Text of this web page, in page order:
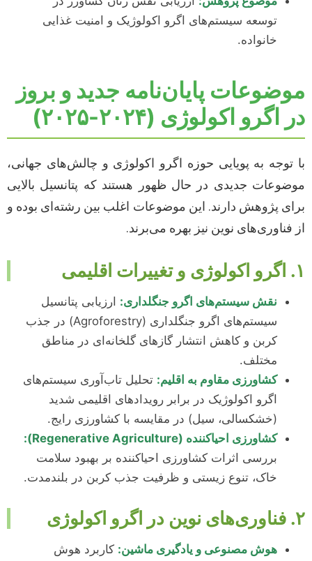
توسعه سیستم‌های اگرو اکولوژیک و امنیت غذایی
خانواده.
موضوعات پایان‌نامه جدید و بروز
در اگرو اکولوژی (۲۰۲۴-۲۰۲۵)
با توجه به پویایی حوزه اگرو اکولوژی و چالش‌های جهانی،
موضوعات جدیدی در حال ظهور هستند که پتانسیل بالایی
برای پژوهش دارند. این موضوعات اغلب بین رشته‌ای بوده و
از فناوری‌های نوین نیز بهره می‌برند.
۱. اگرو اکولوژی و تغییرات اقلیمی
نقش سیستم‌های اگرو جنگلداری: ارزیابی پتانسیل
سیستم‌های اگرو جنگلداری (Agroforestry) در جذب
کربن و کاهش انتشار گازهای گلخانه‌ای در مناطق
مختلف.
کشاورزی مقاوم به اقلیم: تحلیل تاب‌آوری سیستم‌های
اگرو اکولوژیک در برابر رویدادهای اقلیمی شدید
(خشکسالی، سیل) در مقایسه با کشاورزی رایج.
کشاورزی احیاکننده (Regenerative Agriculture):
بررسی اثرات کشاورزی احیاکننده بر بهبود سلامت
خاک، تنوع زیستی و ظرفیت جذب کربن در بلندمدت.
۲. فناوری‌های نوین در اگرو اکولوژی
هوش مصنوعی و یادگیری ماشین: کاربرد هوش